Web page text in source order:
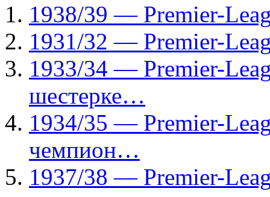
1938/39 — Рremier-
1931/32 — Рremier-
1933/34 — Рremier-
шестерке…
1934/35 — Рremier-
чемпион…
1937/38 — Рremier-